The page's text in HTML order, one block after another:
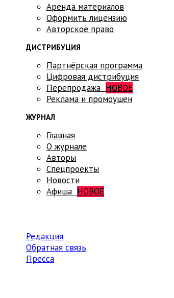
Аренда материалов
Оформить лицензию
Авторское право
ДИСТРИБУЦИЯ
Партнёрская программа
Цифровая дистрибуция
Перепродажа НОВОЕ
Реклама и промоушен
ЖУРНАЛ
Главная
О журнале
Авторы
Спецпроекты
Новости
Афиша НОВОЕ
Редакция
Обратная связь
Пресса